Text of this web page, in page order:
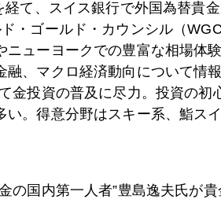
ドラギ発言、イールドカーブ正常
経て、スイス銀行で外国為替貴
・ゴールド・カウンシル（
ニューヨークでの豊富な相場体
融、マクロ経済動向について情
金投資の普及に尽力。投資の
い。得意分野はスキー系、鮨ス
の国内第一人者”豊島逸夫氏が